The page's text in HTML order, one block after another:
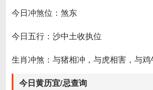
今日冲煞位：煞东
今日五行：沙中土收执位
生肖冲煞：与猪相冲，与虎相害，与
今日黄历宜/忌查询